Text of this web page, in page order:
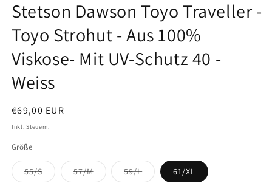
Modal
öffnen
Stetson Dawson Toyo Traveller -
Toyo Strohut - Aus 100%
Viskose- Mit UV-Schutz 40 -
Weiss
Normaler
Preis
€69,00 EUR
Inkl. Steuern.
Größe
55/SVariante
ausverkauft
57/MVariante
ausverkauft
59/LVariante
ausverkauft
61/XL